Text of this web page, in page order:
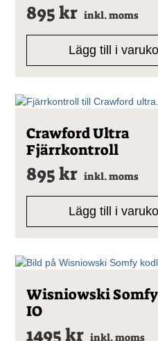
895kr inkl. moms
Lägg till i
Crawford Ultra
Fjärrkontroll
895kr inkl. moms
Lägg till i
Wisniowski
IO
1495kr inkl. moms